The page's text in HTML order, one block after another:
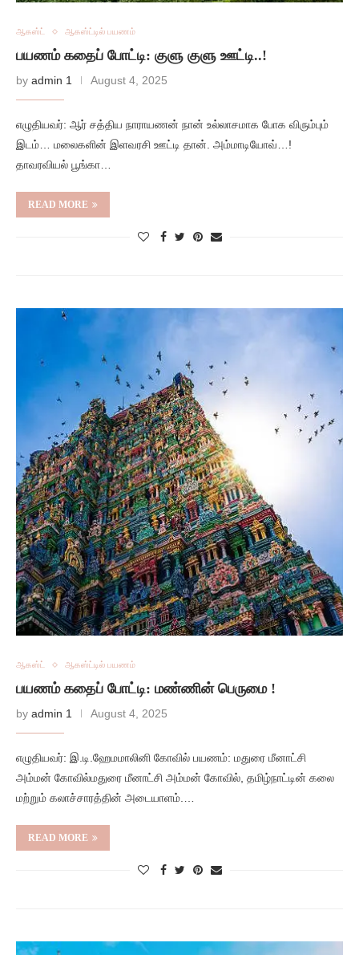
ஆகஸ்ட் ஆகஸ்ட்டில் பயணம்
பயணம் கதைப் போட்டி: குளு குளு ஊட்டி..!
by admin 1 August 4, 2025
எழுதியவர்: ஆர் சத்திய நாராயணன் நான் உல்லாசமாக போக விரும்பும்
இடம்… மலைகளின் இளவரசி ஊட்டி தான். அம்மாடியோவ்…!
தாவரவியல் பூங்கா…
READ MORE
ஆகஸ்ட் ஆகஸ்ட்டில் பயணம்
பயணம் கதைப் போட்டி: மண்ணின் பெருமை !
by admin 1 August 4, 2025
எழுதியவர்: இ.டி.ஹேமமாலினி கோவில் பயணம்: மதுரை மீனாட்சி
அம்மன் கோவில்மதுரை மீனாட்சி அம்மன் கோவில், தமிழ்நாட்டின் கலை
மற்றும் கலாச்சாரத்தின் அடையாளம்.…
READ MORE